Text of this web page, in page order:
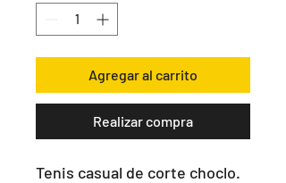
Agregar al carrito
Realizar compra
Tenis casual de corte choclo.